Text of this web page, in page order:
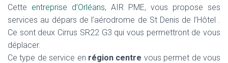
Cette entreprise d’Orléans, AIR PME, vous propose ses
services au dépars de l’aérodrome de St Denis de l’Hôtel .
Ce sont deux Cirrus SR22 G3 qui vous permettront de vous
déplacer.
Ce type de service en région centre vous permet de vous